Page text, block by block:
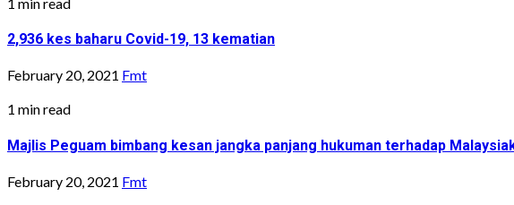
2,936 kes baharu Covid-19, 13 kematian
February 20, 2021 Fmt
1 min read
Majlis Peguam bimbang kesan jangka panjang hukuman terhadap
February 20, 2021 Fmt